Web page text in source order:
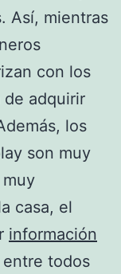
Así, mientras
con los
adquirir
los
son muy
casa, el
información
todos